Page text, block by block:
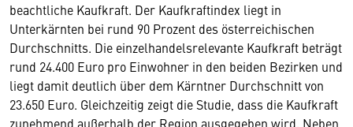
beachtliche Kaufkraft. Der Kaufkraftindex liegt in
Unterkärnten bei rund 90 Prozent des österreichischen
Durchschnitts. Die einzelhandelsrelevante Kaufkraft beträgt
rund 24.400 Euro pro Einwohner in den beiden Bezirken und
liegt damit deutlich über dem Kärntner Durchschnitt von
23.650 Euro. Gleichzeitig zeigt die Studie, dass die Kaufkraft
zunehmend außerhalb der Region ausgegeben wird. Neben